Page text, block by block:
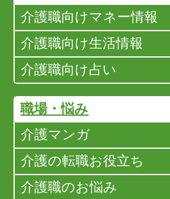
介護職向けマネー情報
介護職向け生活情報
介護職向け占い
職場・悩み
介護マンガ
介護の転職お役立ち
介護職のお悩み